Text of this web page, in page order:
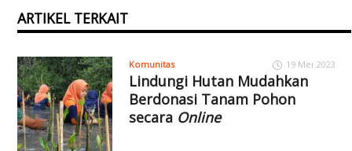
ARTIKEL TERKAIT
Komunitas 19 Mei 2023
Lindungi Hutan Mudahkan
Berdonasi Tanam Pohon
secara Online